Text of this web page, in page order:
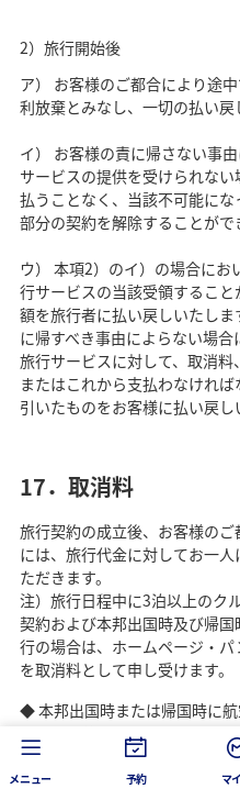
2）旅行開始後
ア） お客様のご都合により途
利放棄とみなし、一切の払い戻
イ） お客様の責に帰さない事
サービスの提供を受けられな
払うことなく、当該不可能に
部分の契約を解除することがで
ウ） 本項2）のイ）の場合に
行サービスの当該受領するこ
額を旅行者に払い戻しいたし
に帰すべき事由によらない場
旅行サービスに対して、取消料
またはこれから支払わなけれ
引いたものをお客様に払い戻し
17．取消料
旅行契約の成立後、お客様の
には、旅行代金に対してお一
ただきます。
注）旅行日程中に3泊以上のク
契約および本邦出国時及び帰
行の場合は、ホームページ・
を取消料として申し受けます。
◆ 本邦出国時または帰国時に
外現地発着コース(オプショナ
メニュー 予約 マ